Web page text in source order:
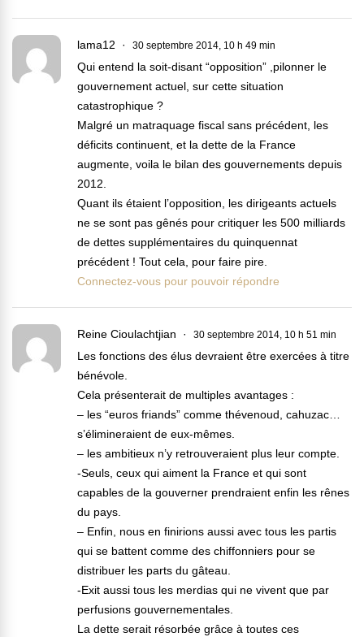
lama12 30 septembre 2014, 10 h 49 min
Qui entend la soit-disant “opposition” ,pilonner le
gouvernement actuel, sur cette situation
catastrophique ?
Malgré un matraquage fiscal sans précédent, les
déficits continuent, et la dette de la France
augmente, voila le bilan des gouvernements depuis
2012.
Quant ils étaient l’opposition, les dirigeants actuels
ne se sont pas gênés pour critiquer les 500 milliards
de dettes supplémentaires du quinquennat
précédent ! Tout cela, pour faire pire.
Connectez-vous pour pouvoir répondre
Reine Cioulachtjian 30 septembre 2014, 10 h 51 min
Les fonctions des élus devraient être exercées à titre
bénévole.
Cela présenterait de multiples avantages :
– les “euros friands” comme thévenoud, cahuzac…
s’élimineraient de eux-mêmes.
– les ambitieux n’y retrouveraient plus leur compte.
-Seuls, ceux qui aiment la France et qui sont
capables de la gouverner prendraient enfin les rênes
du pays.
– Enfin, nous en finirions aussi avec tous les partis
qui se battent comme des chiffonniers pour se
distribuer les parts du gâteau.
-Exit aussi tous les merdias qui ne vivent que par
perfusions gouvernementales.
La dette serait résorbée grâce à toutes ces